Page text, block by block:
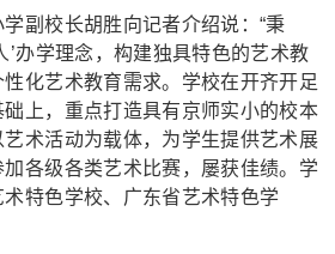
校长胡胜向记者介绍说：“秉
’办学理念，构建独具特色的艺术教
化艺术教育需求。学校在开齐开足
上，重点打造具有京师实小的校本
术活动为载体，为学生提供艺术展
各级各类艺术比赛，屡获佳绩。学
特色学校、广东省艺术特色学